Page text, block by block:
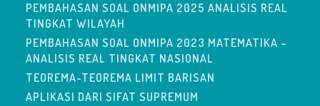
PEMBAHASAN SOAL ONMIPA 2025 ANALISIS REAL
TINGKAT WILAYAH
PEMBAHASAN SOAL ONMIPA 2023 MATEMATIKA –
ANALISIS REAL TINGKAT NASIONAL
TEOREMA-TEOREMA LIMIT BARISAN
APLIKASI DARI SIFAT SUPREMUM